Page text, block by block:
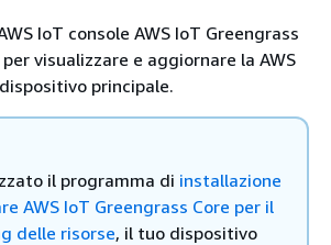
IoT console AWS IoT Greengrass
per visualizzare e aggiornare la AWS
principale.
il programma di installazione
AWS IoT Greengrass Core per il
delle risorse, il tuo dispositivo